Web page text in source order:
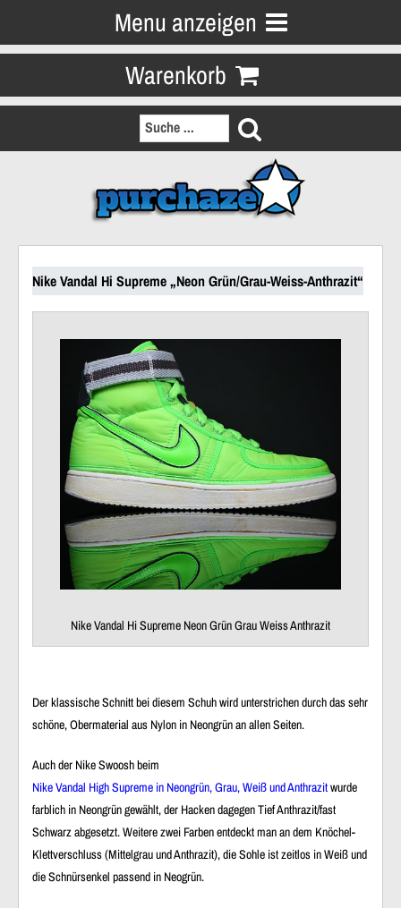
Menu anzeigen
Warenkorb
Nike Vandal Hi Supreme „Neon Grün/Grau-Weiss-Anthrazit“
Nike Vandal Hi Supreme Neon Grün Grau Weiss Anthrazit
Der klassische Schnitt bei diesem Schuh wird unterstrichen durch das sehr
schöne, Obermaterial aus Nylon in Neongrün an allen Seiten.
Auch der Nike Swoosh beim
Nike Vandal High Supreme in Neongrün, Grau, Weiß und Anthrazitwurde
farblich in Neongrün gewählt, der Hacken dagegen Tief Anthrazit/fast
Schwarz abgesetzt. Weitere zwei Farben entdeckt man an dem Knöchel-
Klettverschluss (Mittelgrau und Anthrazit), die Sohle ist zeitlos in Weiß und
die Schnürsenkel passend in Neogrün.